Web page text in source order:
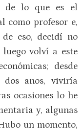
de lo que es el
como profesor e,
de eso, decidí no
volví a este
desde
dos años, viviría
ocasiones lo he
y, algunas
un momento,